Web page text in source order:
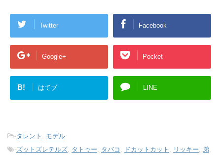
Twitter Facebook
Google+ Pocket
B! はてブ LINE
-タレント
モデル
-ズットズレテルズ タトゥー タバコ ドカットカット リッキー 弟